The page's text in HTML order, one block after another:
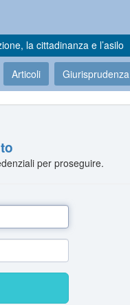
la cittadinanza e l’asilo
Articoli Giurisprudenza
per proseguire.